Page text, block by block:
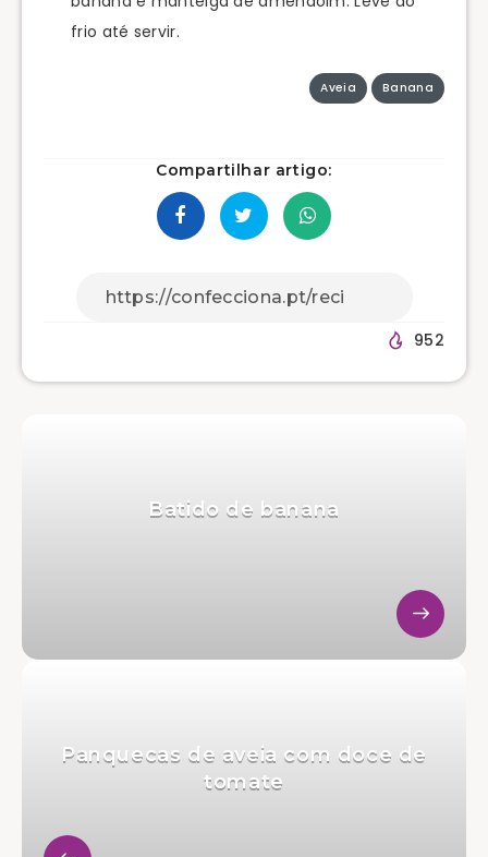
frio até servir.
Aveia Banana
Compartilhar artigo:
952
Batido de banana
Panquecas de aveia com doce de
tomate